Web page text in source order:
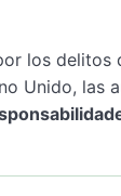
los delitos
Unido, las